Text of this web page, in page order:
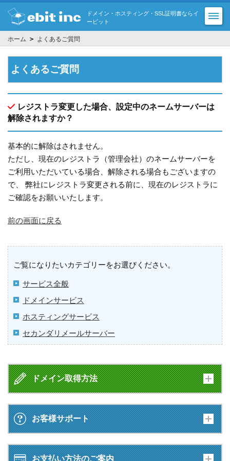
ドメイン・ホスティング・SSL証明書ならイ
ービット
ホーム ＞ よくあるご質問
よくあるご質問
レジストラ変更した場合、設定中のネームサーバーは
解除されますか？
基本的に解除はされません。
ただし、現在のレジストラ（管理会社）のネームサーバーを
ご利用いただいている場合、解除される場合もございますの
で、 弊社にレジストラ変更される前に、現在のレジストラに
ご確認をお願いいたします。
前の画面に戻る
ご覧になりたいカテゴリーをお選びください。
サービス全般
ドメインサービス
ホスティングサービス
セカンダリメールサーバー
ドメイン取得方法
お客様サポート
お支払い方法のご案内